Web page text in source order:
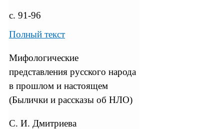
с. 91-96
Полный текст
Мифологические
представления русского народа
в прошлом и настоящем
(Былички и рассказы об НЛО)
С. И. Дмитриева